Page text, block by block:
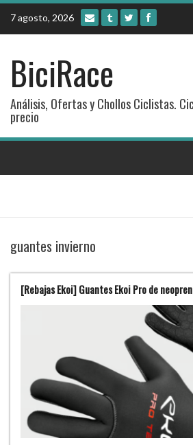
Skip
content
7 agosto, 2026
BiciRace
Análisis, Ofertas y Chollos Ciclistas.
precio
guantes invierno
[Rebajas Ekoi] Guantes Ekoi Pro de